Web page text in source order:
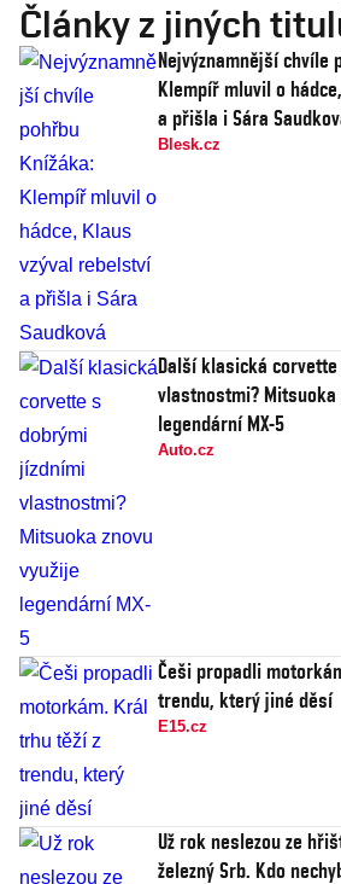
Články z jiných
Nejvýznamnější chvíle
Klempíř mluvil o
a přišla i Sára
Blesk.cz
Další klasická
vlastnostmi? Mitsuoka
legendární MX-5
Auto.cz
Češi propadli
trendu, který jiné děsí
E15.cz
Už rok neslezou ze
železný Srb. Kdo